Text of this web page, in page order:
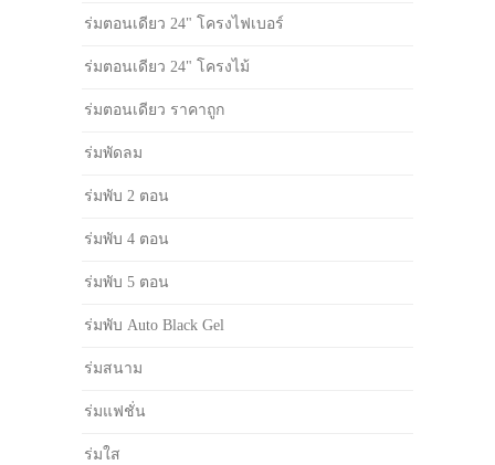
ร่มตอนเดียว 24" โครงไฟเบอร์
ร่มตอนเดียว 24" โครงไม้
ร่มตอนเดียว ราคาถูก
ร่มพัดลม
ร่มพับ 2 ตอน
ร่มพับ 4 ตอน
ร่มพับ 5 ตอน
ร่มพับ Auto Black Gel
ร่มสนาม
ร่มแฟชั่น
ร่มใส